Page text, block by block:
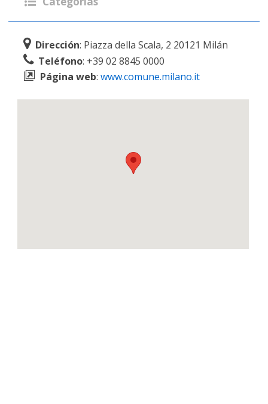
Dirección: Piazza della Scala, 2 20121 Milán
Teléfono: +39 02 8845 0000
Página web: www.comune.milano.it